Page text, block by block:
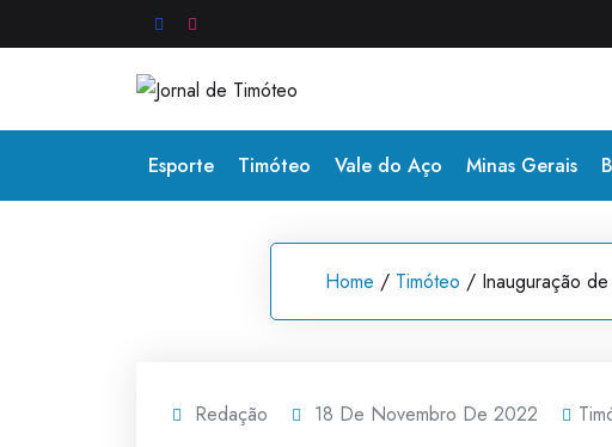
to
Esporte Timóteo Vale do Aço Minas Gerais
Home / Timóteo / Inauguração
Redação 18 De Novembro De 2022